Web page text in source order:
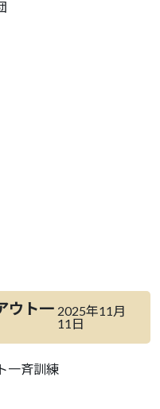
ウト一 2025年11月
11日
一斉訓練